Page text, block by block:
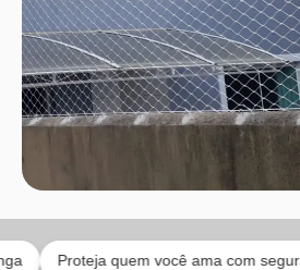
quem você ama com segurança